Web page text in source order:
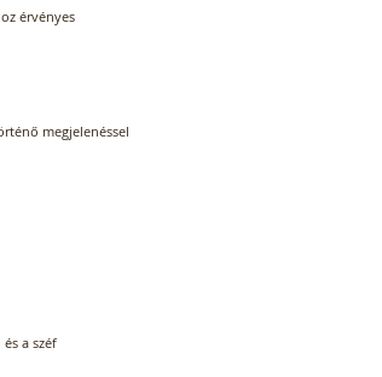
érvényes
megjelenéssel
a széf